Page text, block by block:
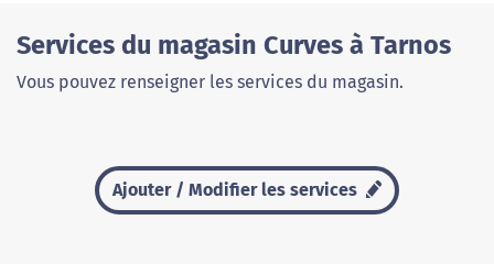
Services du magasin Curves à Tarnos
Vous pouvez renseigner les services du magasin.
Ajouter / Modifier les services